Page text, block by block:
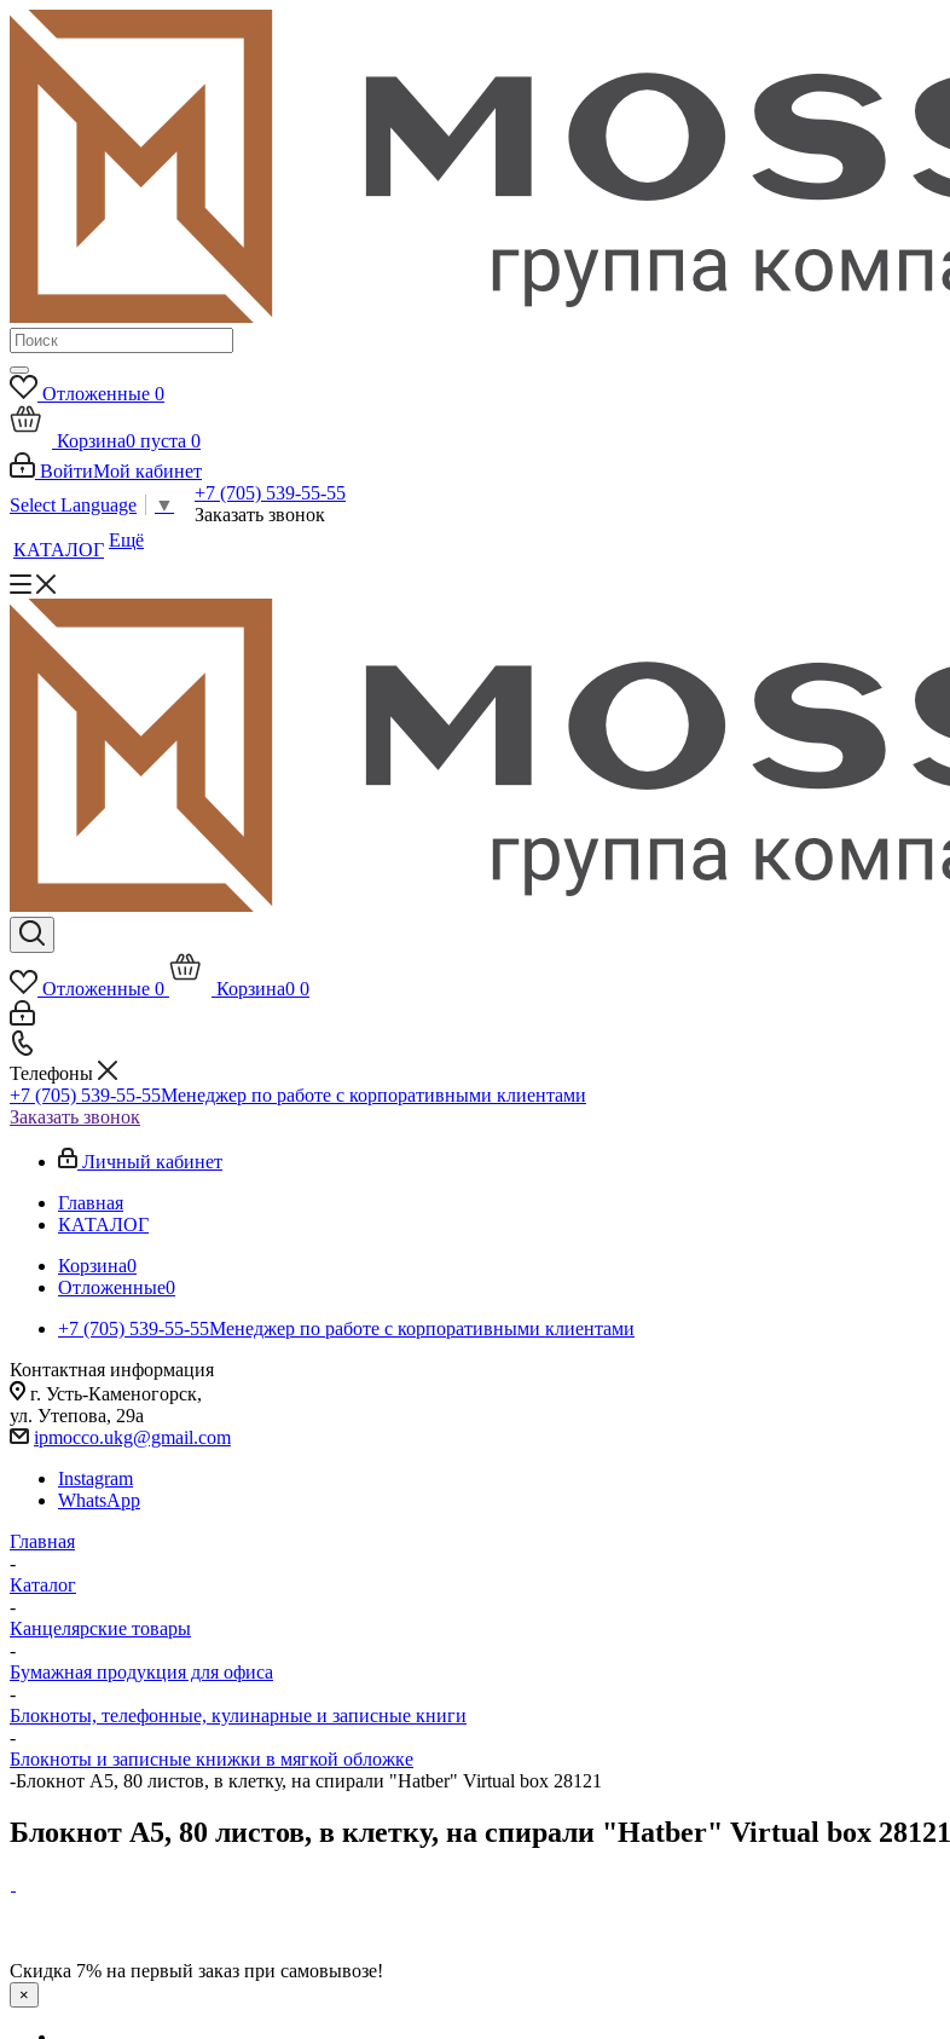
Отложенные 0
Корзина0 пуста 0
ВойтиМой кабинет
Select Language
▼
+7 (705) 539-55-55
Заказать звонок
КАТАЛОГ Ещё
Отложенные 0 Корзина0 0
Телефоны
+7 (705) 539-55-55Менеджер по работе с корпоративными клиентами
Заказать звонок
Личный кабинет
Главная
КАТАЛОГ
Корзина0
Отложенные0
+7 (705) 539-55-55Менеджер по работе с корпоративными клиентами
Контактная информация
г. Усть-Каменогорск,
ул. Утепова, 29а
ipmocco.ukg@gmail.com
Instagram
WhatsApp
Главная
-
Каталог
-
Канцелярские товары
-
Бумажная продукция для офиса
-
Блокноты, телефонные, кулинарные и записные книги
-
Блокноты и записные книжки в мягкой обложке
-Блокнот А5, 80 листов, в клетку, на спирали "Hatber" Virtual box 28121
Блокнот А5, 80 листов, в клетку, на спирали "Hatber" Virtual box 28121
Скидка 7% на первый заказ при самовывозе!
×